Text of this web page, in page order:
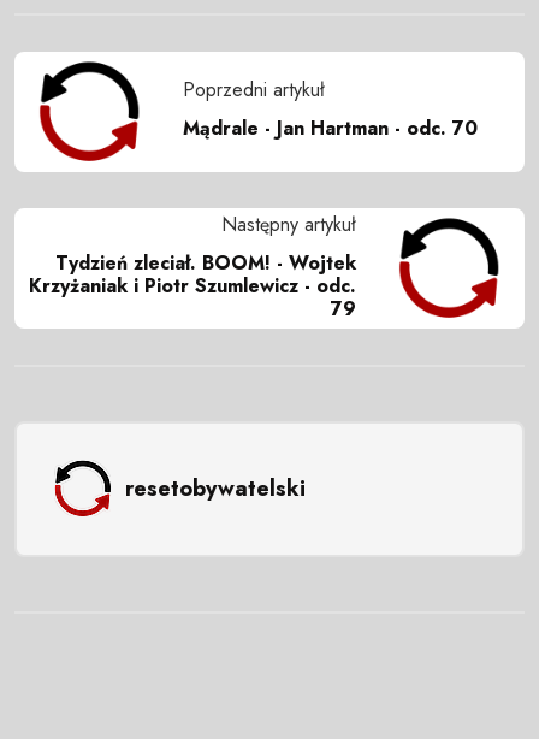
Poprzedni artykuł
Mądrale - Jan Hartman - odc. 70
Następny artykuł
Tydzień zleciał. BOOM! - Wojtek
Krzyżaniak i Piotr Szumlewicz - odc.
79
resetobywatelski